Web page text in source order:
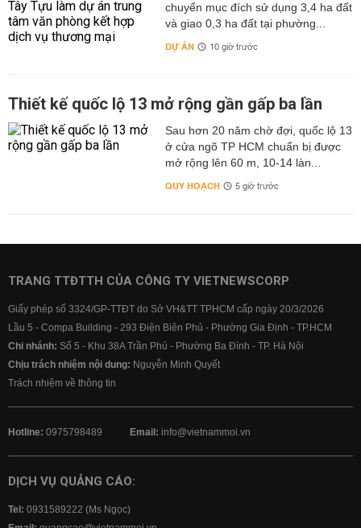
chuyển mục đích sử dụng 3,4 ha đất
và giao 0,3 ha đất tại phường...
DỰ ÁN 10 giờ trước
Thiết kế quốc lộ 13 mở rộng gần gấp ba lần
Sau hơn 20 năm chờ đợi, quốc lộ 13
ở cửa ngõ TP HCM chuẩn bị được
mở rộng lên 60 m, 10-14 làn...
QUY HOẠCH 5 giờ trước
TRANG TTĐTTH CỦA CÔNG TY VIETNEWSCORP
Giấy phép số 3324/GP-TTĐT do Sở VH&TT TPHCM cấp ngày 20/3/2026
Lầu 5 - Compa Building - 293 Điện Biên Phủ - Phường Gia Định - TP.HCM
Chi nhánh: Số 5 - Khu 38A Trần Phú - Phường Ba Đình - TP. Hà Nội
Chịu trách nhiệm nội dung: Nguyễn Minh Quyết
Trách nhiệm về thông tin
Hotline: 0975798489 Email: info@vietnammoi.vn
DỊCH VỤ QUẢNG CÁO:
Tel: 0931589222 (Ms Ngọc)